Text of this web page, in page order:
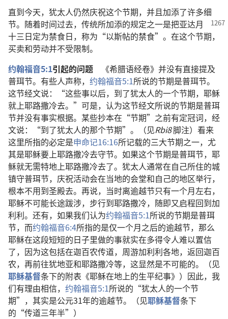
直到今天，犹太人仍然庆祝这个节期，并且加添了许多细
节。随着时间过去，传统所加添的规定之一是把亚达月
十三日定为禁食日，称为“以斯帖的禁食”。在这个节期，
买卖和劳动并不受限制。
约翰福音5:1引起的问题 《希腊语经卷》并没有直接提及
普珥节。有些人声称， 约翰福音5:1所说的节期是普珥节。
这节经文说：“这些事以后，到了犹太人的一个节期，耶稣
就上耶路撒冷去。”可是，认为这节经文所说的节期是普珥
节并没有事实根据。某些抄本在“节期”之前有定冠词，经
文说：“到了犹太人的那个节期”。（见Rbi8脚注）看来
这里所指的必定是申命记16:16所记载的三大节期之一，尤
其是耶稣要上耶路撒冷去守节。如果这个节期是普珥节，耶
稣就无需特地上耶路撒冷去了。犹太人通常在自己所住的城
镇守普珥节，庆祝活动会在当地的会堂和自己的地区举行，
根本不用到圣殿去。再说，当时离逾越节只有一个月左右，
耶稣不可能长途跋涉，步行到耶路撒冷，随即又启程回到加
利利。还有，如果我们认为约翰福音5:1所说的节期是普珥
节，而约翰福音6:4所指的是仅一个月之后的逾越节，那么
耶稣在这段短短的日子里做的事就实在多得令人难以置信
了，因为这包括在迦百农传道，周游加利利各地，返回迦百
农，再前往犹地亚和耶路撒冷等，这显然是不可能的。（见
耶稣基督条下的附表《耶稣在地上的生平纪事》）因此，我
们有理由相信， 约翰福音5:1所说的“犹太人的一个节
期”，其实是公元31年的逾越节。（见耶稣基督条下
的“传道三年半”）